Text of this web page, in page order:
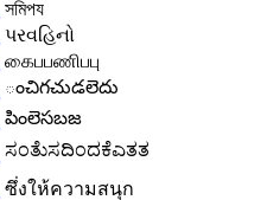
সমিপয
પરવહિનો
கைபபணிபபு
ంచిగచుడలెదు
పింలెసబజ
ಸಂತೆುಸದಿಂದಕೆಎತತ
ซึ่งให้ความสนุก